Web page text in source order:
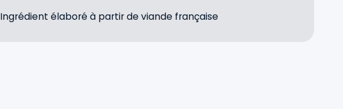
Ingrédient élaboré à partir de viande française